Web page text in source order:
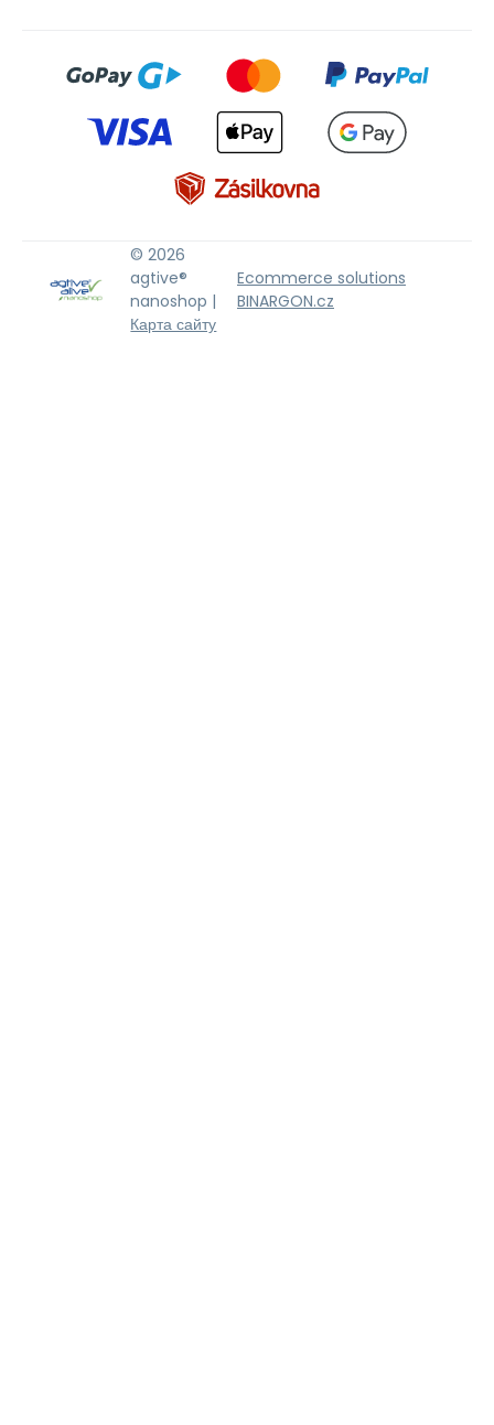
© 2026
agtive®
nanoshop |
Карта сайту
Ecommerce solutions
BINARGON.cz